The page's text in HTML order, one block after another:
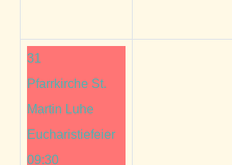
31
Pfarrkirche St.
Martin Luhe
Eucharistiefeier
09:30